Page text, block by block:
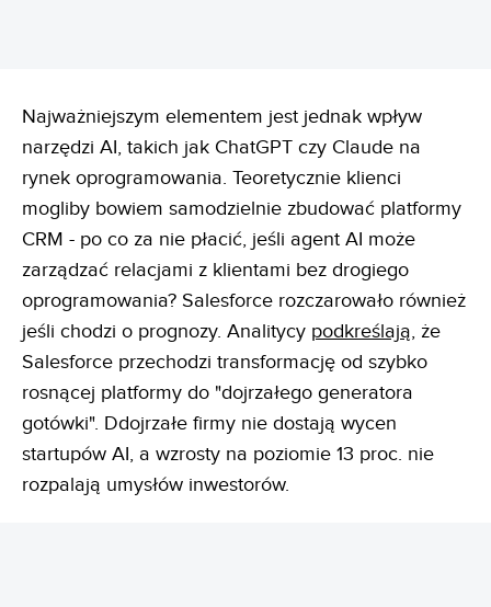
Najważniejszym elementem jest jednak wpływ
narzędzi AI, takich jak ChatGPT czy Claude na
rynek oprogramowania. Teoretycznie klienci
mogliby bowiem samodzielnie zbudować platformy
CRM - po co za nie płacić, jeśli agent AI może
zarządzać relacjami z klientami bez drogiego
oprogramowania? Salesforce rozczarowało również
jeśli chodzi o prognozy. Analitycy podkreślają, że
Salesforce przechodzi transformację od szybko
rosnącej platformy do "dojrzałego generatora
gotówki". Ddojrzałe firmy nie dostają wycen
startupów AI, a wzrosty na poziomie 13 proc. nie
rozpalają umysłów inwestorów.